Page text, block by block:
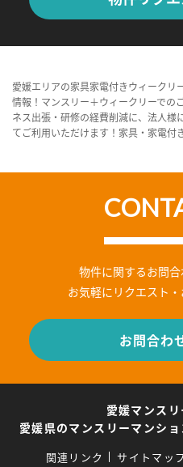
愛媛エリアの家具家電付きウィークリ
情報！マンスリー＋ウィークリーでの
ネス出張・研修の経費削減に、法人様
てご利用いただけます！家具・家電付
物件に関するお問合
お気軽にリクエスト・
お問合わ
愛媛マンス
愛媛県のマンスリーマンシ
関連リンク サイトマッ